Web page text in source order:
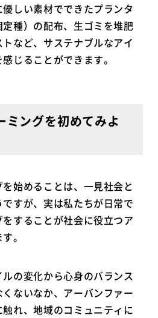
しい素材でできたプランタ
種）の配布、生ゴミを堆肥
など、サステナブルなアイ
じることができます。
ミングを初めてみよ
始めることは、一見社会と
すが、実は私たちが日常で
することが社会に役立つア
。
の変化から心身のバランス
ないなか、アーバンファー
れ、地域のコミュニティに